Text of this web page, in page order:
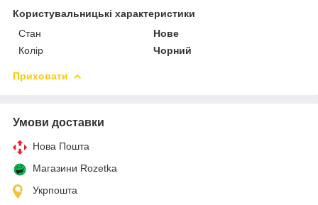
Користувальницькі характеристики
Стан
Нове
Колір
Чорний
Приховати
Умови доставки
Нова Пошта
Магазини Rozetka
Укрпошта